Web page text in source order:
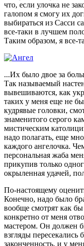
что, если улочка не
галопом я смогу их
выбираться из Сасси
все-таки в лучшем
Таким образом, я все-
...Их было двое за
Так называемый
вывешиваются, как
таких у меня еще не
кудрявые головки,
знаменитого серого
мистическим
надо полагать, еще
каждого ангелочка.
персональная жаба
прикупив только
окрыленная удачей,
По-настоящему
Конечно, надо было
вообще смотрят как бы
конкретно от меня
мастером. Он должен
взгляды
законченность, и у